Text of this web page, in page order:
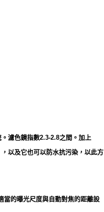
濾色鏡指數2.3-2.8之間。加上
以及它也可以防水抗污染，以此方
當的曝光尺度與自動對焦的距離設